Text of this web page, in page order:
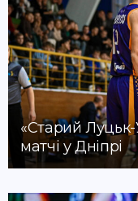
«Старий
матчі у Дніпрі